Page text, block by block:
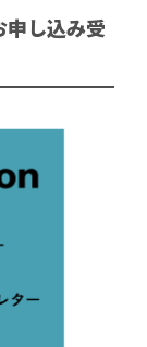
申し込み受